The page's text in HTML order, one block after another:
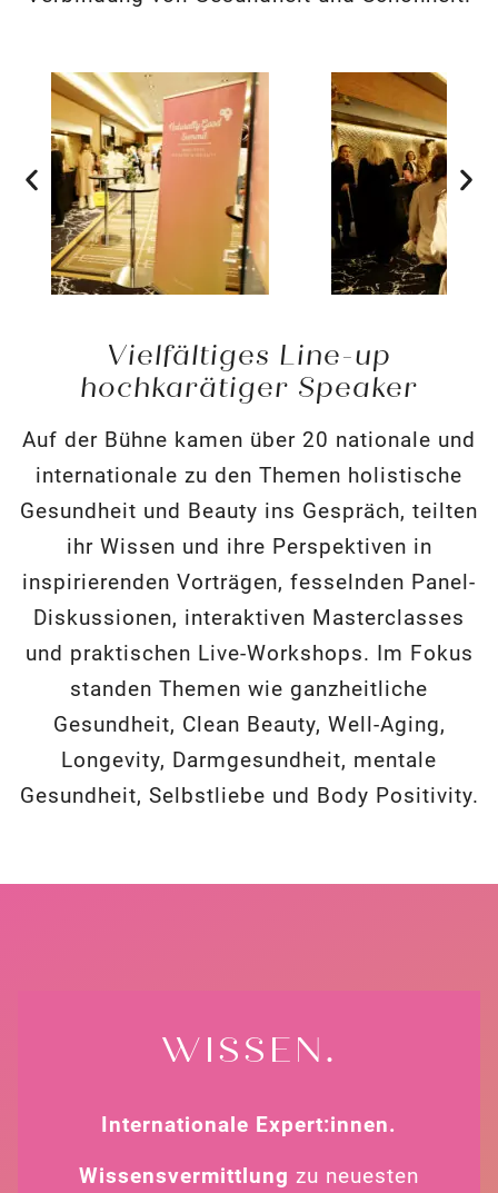
Vielfältiges Line-up
hochkarätiger Speaker
Auf der Bühne kamen über 20 nationale und
internationale zu den Themen holistische
Gesundheit und Beauty ins Gespräch, teilten
ihr Wissen und ihre Perspektiven in
inspirierenden Vorträgen, fesselnden Panel-
Diskussionen, interaktiven Masterclasses
und praktischen Live-Workshops. Im Fokus
standen Themen wie ganzheitliche
Gesundheit, Clean Beauty, Well-Aging,
Longevity, Darmgesundheit, mentale
Gesundheit, Selbstliebe und Body Positivity.
WISSEN.
Internationale Expert:innen.
Wissensvermittlung zu neuesten